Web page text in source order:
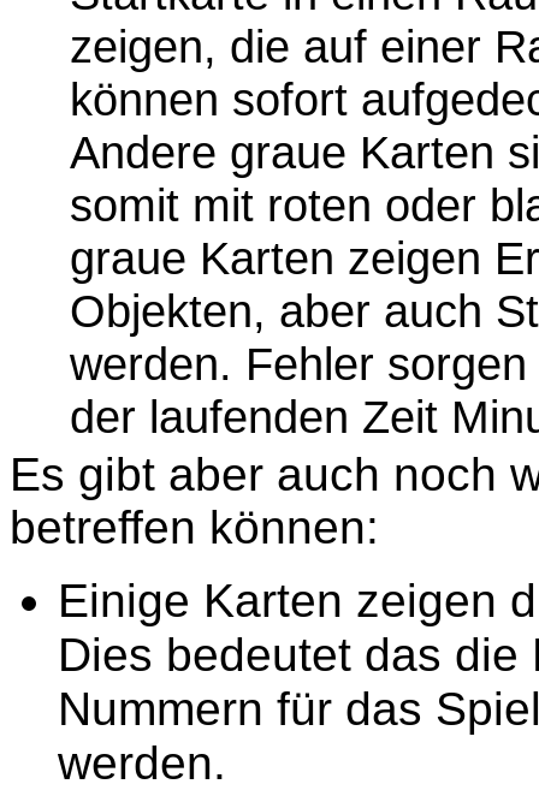
zeigen, die auf einer
können sofort
Andere graue Karten
somit mit roten oder
graue Karten zeigen
Objekten, aber auch
werden. Fehler
der laufenden Zeit
Es gibt aber auch noch
betreffen können:
Einige Karten zeigen
Dies bedeutet das
Nummern für das
werden.